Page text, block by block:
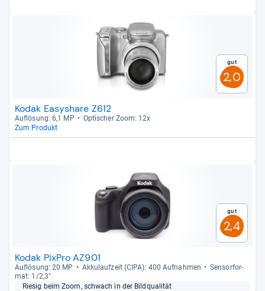
Gut
2,0
Kodak Easyshare Z612
Auf­lö­sung: 6,1 MP
Opti­scher Zoom: 12x
Zum Produkt
Gut
2,4
Kodak PixPro AZ901
Auf­lö­sung: 20 MP Akku­lauf­zeit (CIPA): 400 Auf­nah­men
Sen­sor­for­
mat: 1/2,3"
Rie­sig beim Zoom, schwach in der Bild­qua­li­tät